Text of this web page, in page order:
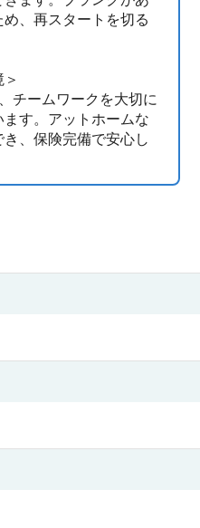
、再スタートを切る
チームワークを大切に
す。アットホームな
、保険完備で安心し